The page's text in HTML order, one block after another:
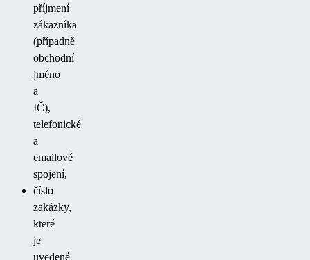
příjmení
zákazníka
(případně
obchodní
jméno
a
IČ),
telefonické
a
emailové
spojení,
číslo
zakázky,
které
je
uvedené